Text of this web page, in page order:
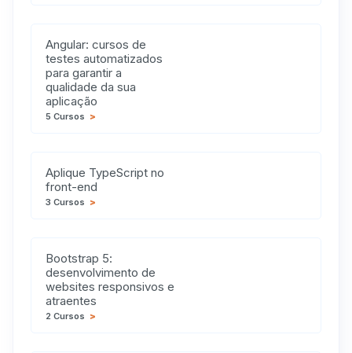
Angular: cursos de
testes automatizados
para garantir a
qualidade da sua
aplicação
5 Cursos >
Aplique TypeScript no
front-end
3 Cursos >
Bootstrap 5:
desenvolvimento de
websites responsivos e
atraentes
2 Cursos >